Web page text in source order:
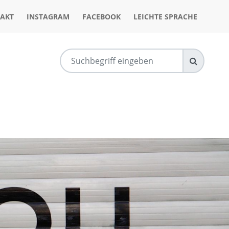
INSTAGRAM FACEBOOK LEICHTE SPRACHE
SUCHEN